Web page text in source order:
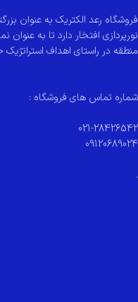
فروشگاه رعد الکتریک به عنوان
نورپردازی افتخار دارد تا به
منطقه در راستای اهداف
شماره تماس های فروشگاه :
021-28426542
09120689024
.